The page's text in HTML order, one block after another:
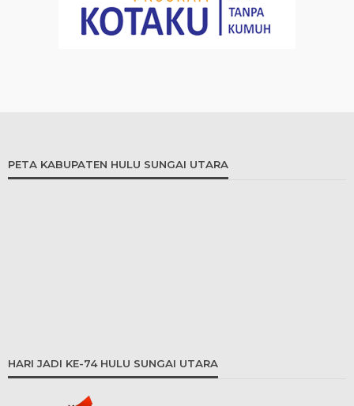
PETA KABUPATEN HULU SUNGAI UTARA
HARI JADI KE-74 HULU SUNGAI UTARA